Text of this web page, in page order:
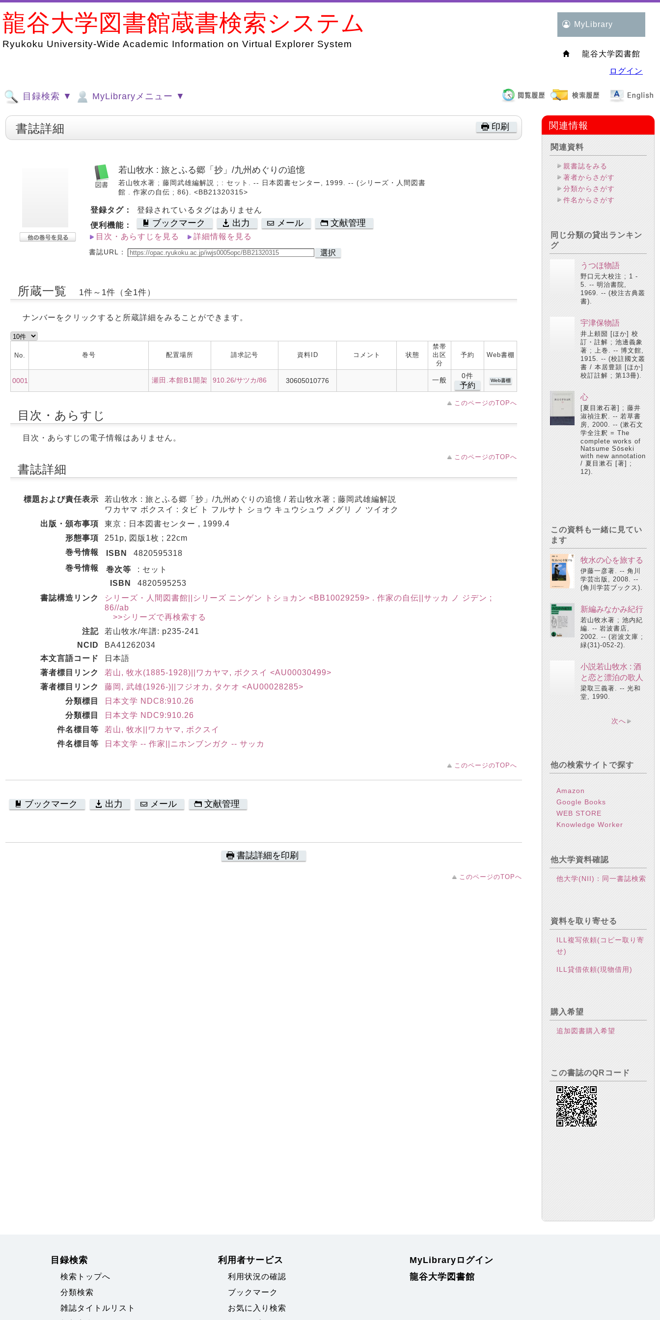
龍谷大学図書館蔵書検索システム
Ryukoku University-Wide Academic Information on Virtual Explorer System
MyLibrary
龍谷大学図書館
ログイン
目録検索 ▼ MyLibraryメニュー ▼
印刷
書誌詳細
若山牧水 : 旅とふる郷「抄」/九州めぐりの追憶
若山牧水著 ; 藤岡武雄編解説 ; : セット. -- 日本図書センター, 1999. -- (シリーズ・人間図書
館 . 作家の自伝 ; 86). <BB21320315>
登録タグ：
登録されているタグはありません
便利機能：
ブックマーク 出力 メール 文献管理
目次・あらすじを見る 詳細情報を見る
書誌URL： 選択
所蔵一覧 1件～1件（全1件）
ナンバーをクリックすると所蔵詳細をみることができます。
No. 巻号 配置場所 請求記号 資料ID コメント 状態
禁帯
出区
分
予約 Web書棚
0001 瀬田.本館B1開架 910.26/サツカ/86 30605010776 一般
0件
予約
Web書棚
このページのTOPへ
目次・あらすじ
目次・あらすじの電子情報はありません。
このページのTOPへ
書誌詳細
標題および責任表示
若山牧水 : 旅とふる郷「抄」/九州めぐりの追憶 / 若山牧水著 ; 藤岡武雄編解説
ワカヤマ ボクスイ : タビ ト フルサト ショウ キュウシュウ メグリ ノ ツイオク
出版・頒布事項
東京 : 日本図書センター , 1999.4
形態事項
251p, 図版1枚 ; 22cm
巻号情報
ISBN
4820595318
巻号情報
巻次等
: セット
ISBN
4820595253
書誌構造リンク
シリーズ・人間図書館||シリーズ ニンゲン トショカン <BB10029259> . 作家の自伝||サッカ ノ ジデン ;
86//ab
>>シリーズで再検索する
注記
若山牧水/年譜: p235-241
NCID
BA41262034
本文言語コード
日本語
著者標目リンク
若山, 牧水(1885-1928)||ワカヤマ, ボクスイ <AU00030499>
著者標目リンク
藤岡, 武雄(1926-)||フジオカ, タケオ <AU00028285>
分類標目
日本文学 NDC8:910.26
分類標目
日本文学 NDC9:910.26
件名標目等
若山, 牧水||ワカヤマ, ボクスイ
件名標目等
日本文学 -- 作家||ニホンブンガク -- サッカ
このページのTOPへ
ブックマーク 出力 メール 文献管理
書誌詳細を印刷
このページのTOPへ
関連情報
関連資料
親書誌をみる
著者からさがす
分類からさがす
件名からさがす
同じ分類の貸出ランキン
グ
うつほ物語
野口元大校注 ; 1 -
5. -- 明治書院,
1969. -- (校注古典叢
書).
宇津保物語
井上頼圀 [ほか] 校
訂・註解 ; 池邊義象
著 ; 上巻. -- 博文館,
1915. -- (校註國文叢
書 / 本居豊頴 [ほか]
校訂註解 ; 第13冊).
心
[夏目漱石著] ; 藤井
淑禎注釈. -- 若草書
房, 2000. -- (漱石文
学全注釈 = The
complete works of
Natsume Sōseki
with new annotation
/ 夏目漱石 [著] ;
12).
この資料も一緒に見てい
ます
牧水の心を旅する
伊藤一彦著. -- 角川
学芸出版, 2008. --
(角川学芸ブックス).
新編みなかみ紀行
若山牧水著 ; 池内紀
編. -- 岩波書店,
2002. -- (岩波文庫 ;
緑(31)-052-2).
小説若山牧水 : 酒
と恋と漂泊の歌人
梁取三義著. -- 光和
堂, 1990.
次へ
他の検索サイトで探す
Amazon
Google Books
WEB STORE
Knowledge Worker
他大学資料確認
他大学(NII)：同一書誌検索
資料を取り寄せる
ILL複写依頼(コピー取り寄
せ)
ILL貸借依頼(現物借用)
購入希望
追加図書購入希望
この書誌のQRコード
目録検索
検索トップへ
分類検索
雑誌タイトルリスト
利用者サービス
利用状況の確認
ブックマーク
お気に入り検索
MyLibraryログイン
龍谷大学図書館